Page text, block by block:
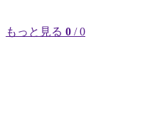
もっと見る 0 / 0